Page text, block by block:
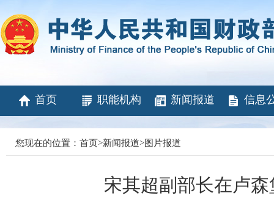
首页 职能机构 新闻报道 信息
您现在的位置： 首页>新闻报道>图片报道
宋其超副部长在卢